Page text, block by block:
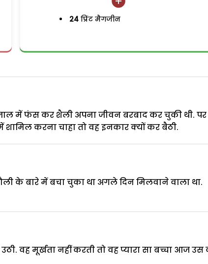
24 प्रिंट मैगजीन
में फंस कर शैली अपना जीवन बरबाद कर चुकी थी.
करना चाहा तो वह इनकार क्यों कर बैठी.
के बारे में बचा चुका था अगले दिन मिलवाने वाला था.
वह मूर्खता नहीं करती तो वह प्यारा सा बच्चा आज उस